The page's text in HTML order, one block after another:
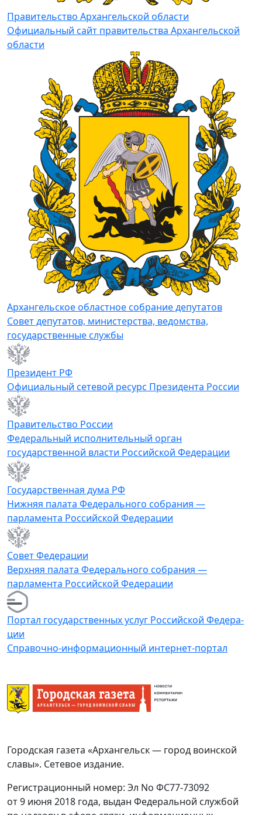
Правительство Архангельской области
Официальный сайт правительства Архангельской
области
Архангельское областное собрание депутатов
Совет депутатов, министерства, ведомства,
государственные службы
Президент РФ
Официальный сетевой ресурс Президента России
Правительство России
Федеральный исполнительный орган
государственной власти Российской Федерации
Государственная дума РФ
Нижняя палата Федерального собрания —
парламента Российской Федерации
Совет Федерации
Верхняя палата Федерального собрания —
парламента Российской Федерации
Портал го­су­дар­ствен­ных услуг Рос­сийс­кой Фе­де­ра­
ции
Справочно-информационный интернет-портал
Городская газета «Архангельск — город воинской
славы». Сетевое издание.
Регистрационный номер: Эл No ФС77-73092
от 9 июня 2018 года, выдан Федеральной службой